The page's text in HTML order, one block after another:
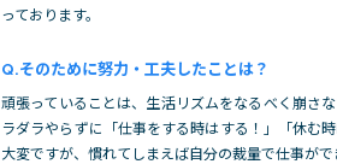
っております。
そのために努力・工夫したことは？
頑張っていることは、生活リズムをなるべく崩さ
ラダラやらずに「仕事をする時はする！」「休む
大変ですが、慣れてしまえば自分の裁量で仕事が